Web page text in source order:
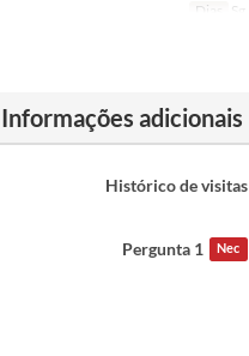
Dias
Informações adicionais
Histórico de visitas
Pergunta 1 Nec